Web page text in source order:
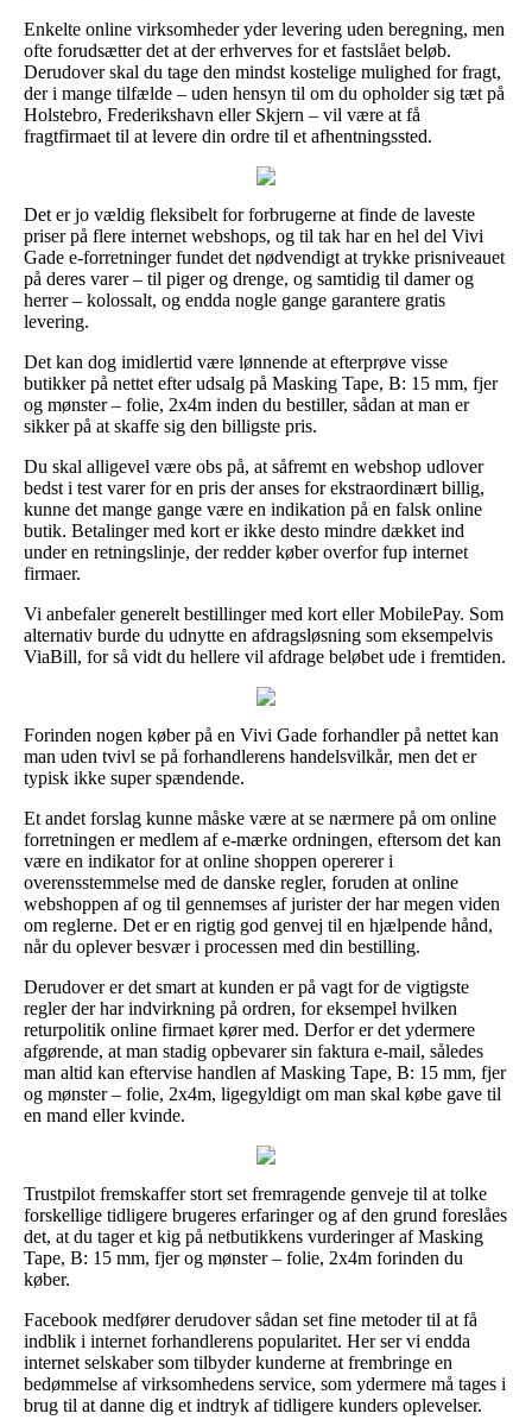
Enkelte online virksomheder yder levering uden beregning, men
ofte forudsætter det at der erhverves for et fastslået beløb.
Derudover skal du tage den mindst kostelige mulighed for fragt,
der i mange tilfælde – uden hensyn til om du opholder sig tæt på
Holstebro, Frederikshavn eller Skjern – vil være at få
fragtfirmaet til at levere din ordre til et afhentningssted.
Det er jo vældig fleksibelt for forbrugerne at finde de laveste
priser på flere internet webshops, og til tak har en hel del Vivi
Gade e-forretninger fundet det nødvendigt at trykke prisniveauet
på deres varer – til piger og drenge, og samtidig til damer og
herrer – kolossalt, og endda nogle gange garantere gratis
levering.
Det kan dog imidlertid være lønnende at efterprøve visse
butikker på nettet efter udsalg på Masking Tape, B: 15 mm, fjer
og mønster – folie, 2x4m inden du bestiller, sådan at man er
sikker på at skaffe sig den billigste pris.
Du skal alligevel være obs på, at såfremt en webshop udlover
bedst i test varer for en pris der anses for ekstraordinært billig,
kunne det mange gange være en indikation på en falsk online
butik. Betalinger med kort er ikke desto mindre dækket ind
under en retningslinje, der redder køber overfor fup internet
firmaer.
Vi anbefaler generelt bestillinger med kort eller MobilePay. Som
alternativ burde du udnytte en afdragsløsning som eksempelvis
ViaBill, for så vidt du hellere vil afdrage beløbet ude i fremtiden.
Forinden nogen køber på en Vivi Gade forhandler på nettet kan
man uden tvivl se på forhandlerens handelsvilkår, men det er
typisk ikke super spændende.
Et andet forslag kunne måske være at se nærmere på om online
forretningen er medlem af e-mærke ordningen, eftersom det kan
være en indikator for at online shoppen opererer i
overensstemmelse med de danske regler, foruden at online
webshoppen af og til gennemses af jurister der har megen viden
om reglerne. Det er en rigtig god genvej til en hjælpende hånd,
når du oplever besvær i processen med din bestilling.
Derudover er det smart at kunden er på vagt for de vigtigste
regler der har indvirkning på ordren, for eksempel hvilken
returpolitik online firmaet kører med. Derfor er det ydermere
afgørende, at man stadig opbevarer sin faktura e-mail, således
man altid kan eftervise handlen af Masking Tape, B: 15 mm, fjer
og mønster – folie, 2x4m, ligegyldigt om man skal købe gave til
en mand eller kvinde.
Trustpilot fremskaffer stort set fremragende genveje til at tolke
forskellige tidligere brugeres erfaringer og af den grund foreslåes
det, at du tager et kig på netbutikkens vurderinger af Masking
Tape, B: 15 mm, fjer og mønster – folie, 2x4m forinden du
køber.
Facebook medfører derudover sådan set fine metoder til at få
indblik i internet forhandlerens popularitet. Her ser vi endda
internet selskaber som tilbyder kunderne at frembringe en
bedømmelse af virksomhedens service, som ydermere må tages i
brug til at danne dig et indtryk af tidligere kunders oplevelser.